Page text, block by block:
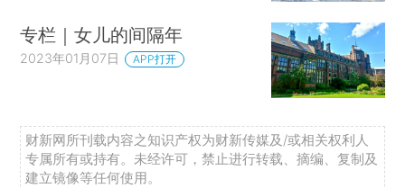
专栏｜女儿的间隔年
2023年01月07日 APP打开
财新网所刊载内容之知识产权为财新传媒及/或相关权利人
专属所有或持有。未经许可，禁止进行转载、摘编、复制及
建立镜像等任何使用。